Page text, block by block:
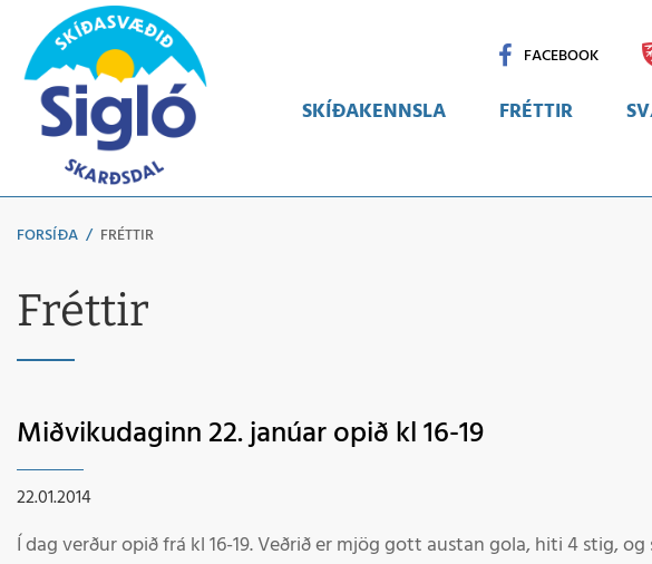
FACEBOOK
SKÍÐAKENNSLA FRÉTTIR
Svæðið
Leita
FORSÍÐA / FRÉTTIR
Fréttir
Miðvikudaginn 22. janúar opið kl 16-19
22.01.2014
Í dag verður opið frá kl 16-19. Veðrið er mjög gott austan gola, hiti 4 stig,